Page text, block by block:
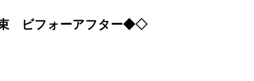
ビフォーアフター◆◇